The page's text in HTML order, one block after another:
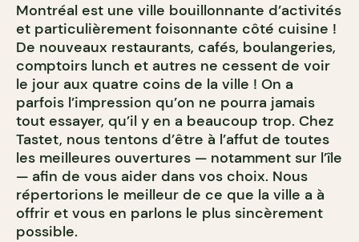
Montréal est une ville bouillonnante d’activités
et particulièrement foisonnante côté cuisine !
De nouveaux restaurants, cafés, boulangeries,
comptoirs lunch et autres ne cessent de voir
le jour aux quatre coins de la ville ! On a
parfois l’impression qu’on ne pourra jamais
tout essayer, qu’il y en a beaucoup trop. Chez
Tastet, nous tentons d’être à l’affut de toutes
les meilleures ouvertures — notamment sur l’île
— afin de vous aider dans vos choix. Nous
répertorions le meilleur de ce que la ville a à
offrir et vous en parlons le plus sincèrement
possible.